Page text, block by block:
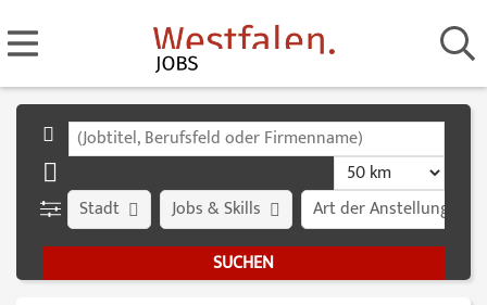
Stadt Art der Anstellung
Jobs & Skills